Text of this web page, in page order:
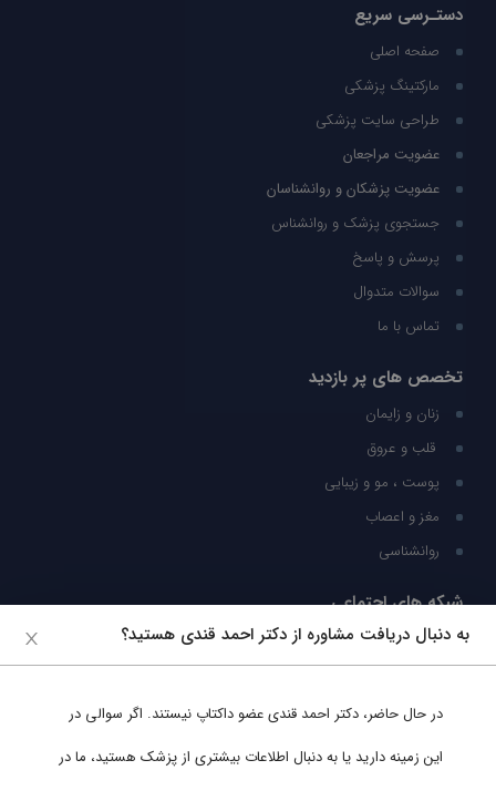
دستـرسی سریع
صفحه اصلی
مارکتینگ پزشکی
طراحی سایت پزشکی
عضویت مراجعان
عضویت پزشکان و روانشناسان
جستجوی پزشک و روانشناس
پرسش و پاسخ
سوالات متدوال
تماس با ما
تخصص های پر بازدید
زنان و زایمان
قلب و عروق
پوست ، مو و زیبایی
مغز و اعصاب
روانشناسی
شبکه های اجتماعی
ما را در شبکه های اجتماعی دنبال کنید
به دنبال دریافت مشاوره از دکتر احمد قندی هستید؟
در حال حاضر، دکتر احمد قندیعضو داکتاپ نیستند. اگر سوالی در
این زمینه دارید یا به دنبال اطلاعات بیشتری از پزشک هستید، ما در